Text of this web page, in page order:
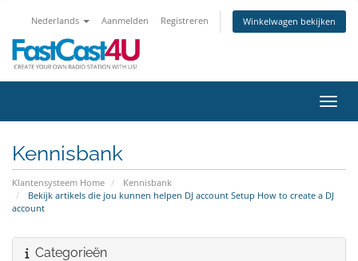
Nederlands Aanmelden Registreren Winkelwagen bekijken
Kennisbank
Klantensysteem Home
Kennisbank
Bekijk artikels die jou kunnen helpen DJ account Setup How to create a DJ
account
Categorieën